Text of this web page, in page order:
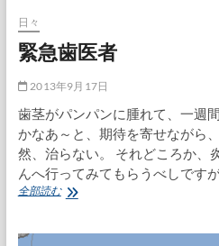
満
日々
緊急歯医者
2013年9月17日
歯茎がパンパンに腫れて、一週
かなあ～と、期待を寄せながら
然、治らない。 それどころか、
んへ行ってみてもらうべしです
全部読む緊
医